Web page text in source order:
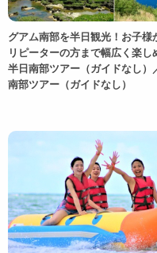
グアム南部を半日観光！お子様
リピーターの方まで幅広く楽し
半日南部ツアー（ガイドなし）
南部ツアー（ガイドなし）